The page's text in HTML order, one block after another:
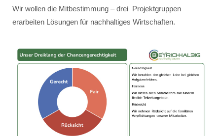
Wir wollen die Mitbestimmung – drei Projektgruppen
erarbeiten Lösungen für nachhaltiges Wirtschaften.